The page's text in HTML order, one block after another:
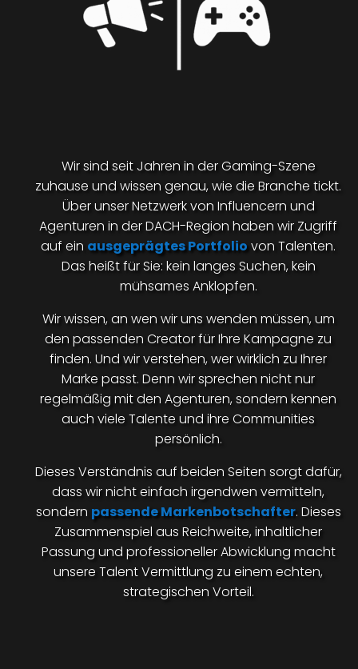
Wir sind seit Jahren in der Gaming-Szene
zuhause und wissen genau, wie die Branche tickt.
Über unser Netzwerk von Influencern und
Agenturen in der DACH-Region haben wir Zugriff
auf ein ausgeprägtes Portfolio von Talenten.
Das heißt für Sie: kein langes Suchen, kein
mühsames Anklopfen.
Wir wissen, an wen wir uns wenden müssen, um
den passenden Creator für Ihre Kampagne zu
finden. Und wir verstehen, wer wirklich zu Ihrer
Marke passt. Denn wir sprechen nicht nur
regelmäßig mit den Agenturen, sondern kennen
auch viele Talente und ihre Communities
persönlich.
Dieses Verständnis auf beiden Seiten sorgt dafür,
dass wir nicht einfach irgendwen vermitteln,
sondern passende Markenbotschafter. Dieses
Zusammenspiel aus Reichweite, inhaltlicher
Passung und professioneller Abwicklung macht
unsere Talent Vermittlung zu einem echten,
strategischen Vorteil.